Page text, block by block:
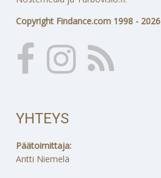
Copyright Findance.com 1998 - 2026
YHTEYS
Päätoimittaja:
Antti Niemelä